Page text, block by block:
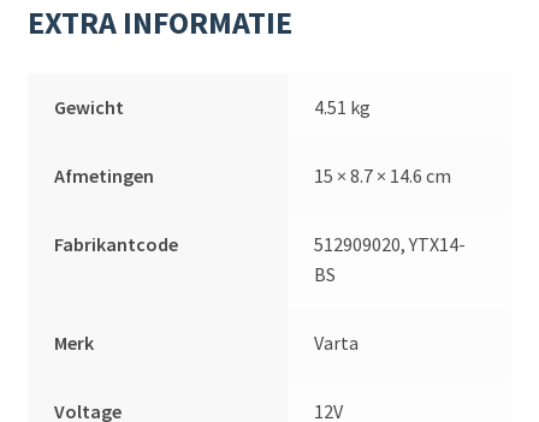
EXTRA INFORMATIE
Gewicht 4.51 kg
Afmetingen 15 × 8.7 × 14.6 cm
Fabrikantcode
512909020, YTX14-
BS
Merk Varta
Voltage 12V